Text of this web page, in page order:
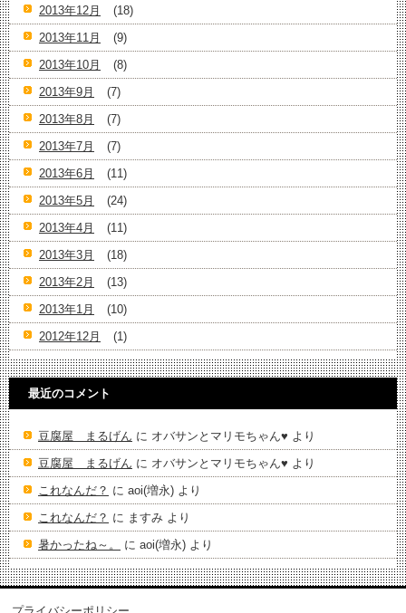
2013年12月
(18)
2013年11月
(9)
2013年10月
(8)
2013年9月
(7)
2013年8月
(7)
2013年7月
(7)
2013年6月
(11)
2013年5月
(24)
2013年4月
(11)
2013年3月
(18)
2013年2月
(13)
2013年1月
(10)
2012年12月
(1)
最近のコメント
豆腐屋 まるげん に オバサンとマリモちゃん♥️ より
豆腐屋 まるげん に オバサンとマリモちゃん♥️ より
これなんだ？ に aoi(増永) より
これなんだ？ に ますみ より
暑かったね～。
に aoi(増永) より